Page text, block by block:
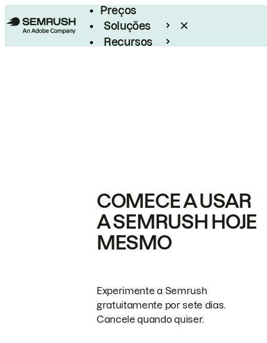
Preços
Soluções
Recursos
COMECE A USAR
A SEMRUSH HOJE
MESMO
Experimente a Semrush
gratuitamente por sete dias.
Cancele quando quiser.